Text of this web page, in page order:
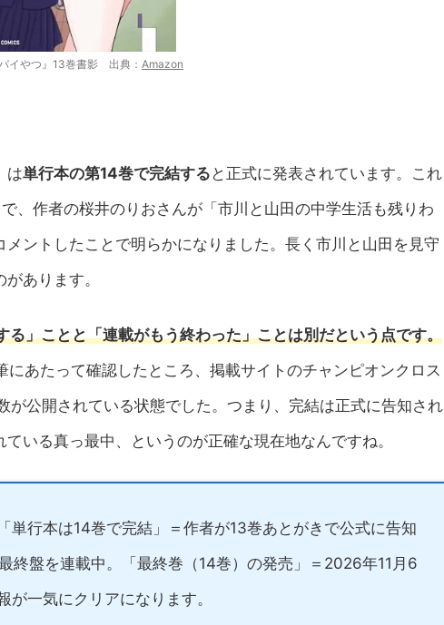
バイやつ』13巻書影 出典： Amazon
は単行本の第14巻で完結する と正式に発表されています。これ
、作者の桜井のりおさんが「市川と山田の中学生活も残りわ
ントしたことで明らかになりました。長く市川と山田を見守
あります。
る」ことと「連載がもう終わった」ことは別だという点です。
あたって確認したところ、掲載サイトのチャンピオンクロス
公開されている状態でした。つまり、完結は正式に告知され
いる真っ最中、というのが正確な現在地なんですね。
単行本は14巻で完結」＝作者が13巻あとがきで公式に告知
終盤を連載中。「最終巻（14巻）の発売」＝2026年11月6
一気にクリアになります。